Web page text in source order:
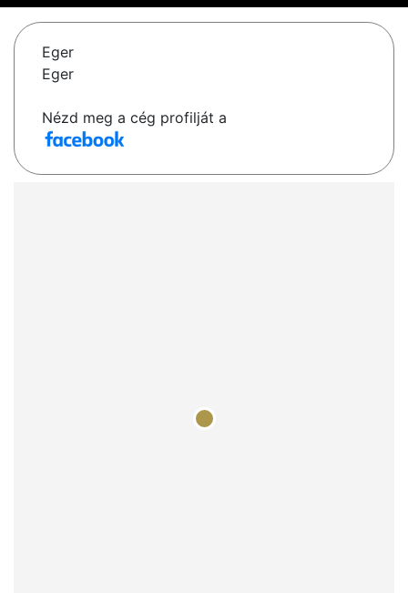
Eger
Eger
Nézd meg a cég profilját a